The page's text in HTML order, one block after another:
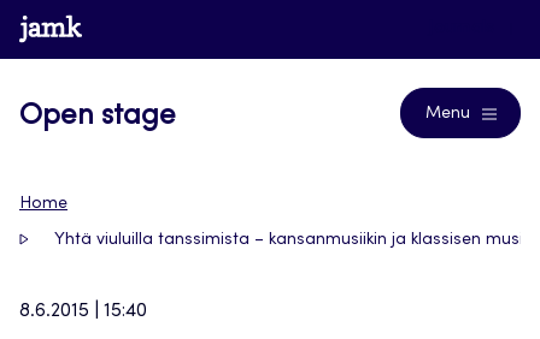
Siirry
suoraan
www.jamk.fi
Open stage Menu
Home
Yhtä viuluilla tanssimista – kansanmusiikin ja klassisen
8.6.2015 | 15:40